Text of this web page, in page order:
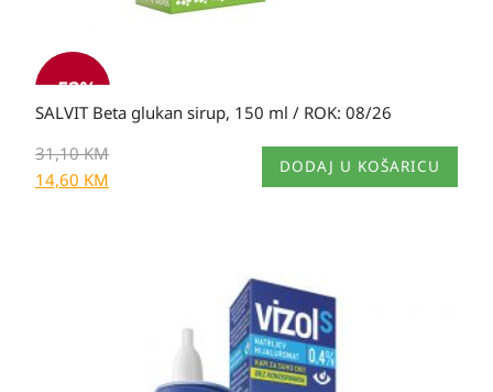
-53%
SALVIT Beta glukan sirup, 150 ml / ROK: 08/26
31,10KM
14,60 KM
DODAJ U KOŠARICU